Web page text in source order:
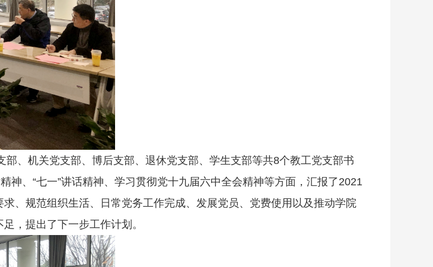
、机关党支部、博后支部、退休党支部、学生支部等共8个教工党支部书
、“七一”讲话精神、学习贯彻党十九届六中全会精神等方面，汇报了2021
、规范组织生活、日常党务工作完成、发展党员、党费使用以及推动学院
，提出了下一步工作计划。